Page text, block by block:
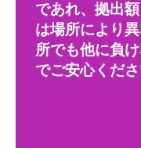
であれ、拠出
は場所により
所でも他に負
でご安心くださ